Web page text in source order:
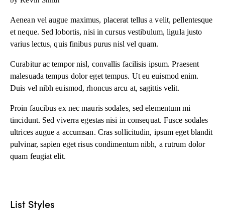
Aenean vel augue maximus, placerat tellus a velit, pellentesque
et neque. Sed lobortis, nisi in cursus vestibulum, ligula justo
varius lectus, quis finibus purus nisl vel quam.
Curabitur ac tempor nisl, convallis facilisis ipsum. Praesent
malesuada tempus dolor eget tempus. Ut eu euismod enim.
Duis vel nibh euismod, rhoncus arcu at, sagittis velit.
Proin faucibus ex nec mauris sodales, sed elementum mi
tincidunt. Sed viverra egestas nisi in consequat. Fusce sodales
ultrices augue a accumsan. Cras sollicitudin, ipsum eget blandit
pulvinar, sapien eget risus condimentum nibh, a rutrum dolor
quam feugiat elit.
List Styles